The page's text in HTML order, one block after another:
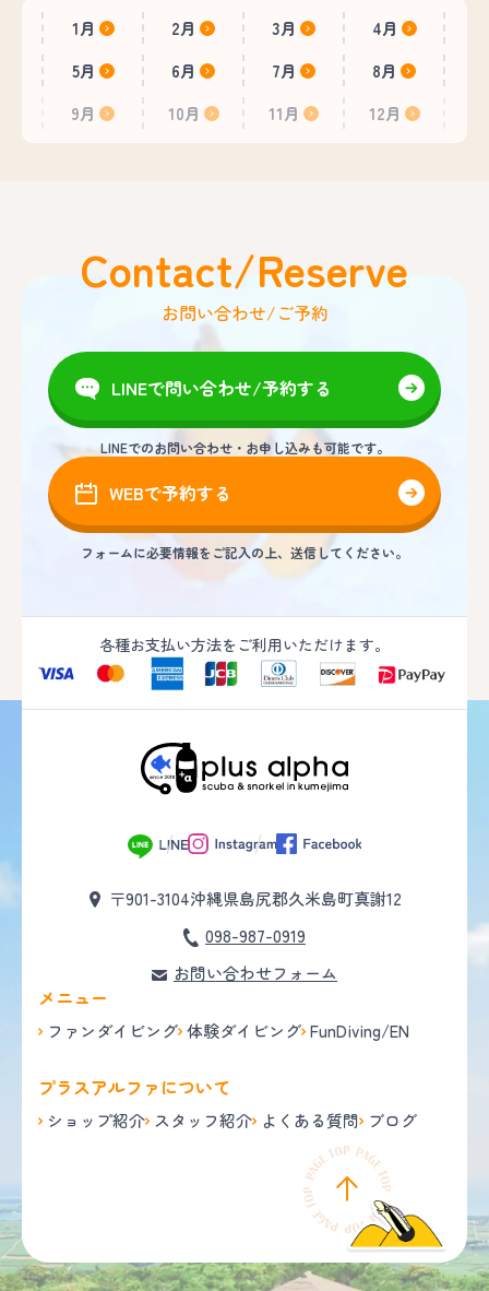
1月 2月 3月
4月
5月
6月 7月
8月
9月
10月 11月 12月
Contact/Reserve
お問い合わせ/ご予約
LINEで問い合わせ/予約する
LINEでのお問い合わせ・お申し込みも可能です。
WEBで予約する
フォームに必要情報をご記入の上、送信してください。
各種お支払い方法をご利用いただけます。
〒901-3104沖縄県島尻郡久米島町真謝12
098-987-0919
お問い合わせフォーム
メニュー
ファンダイビング 体験ダイビング FunDiving/EN
プラスアルファについて
ショップ紹介 スタッフ紹介 よくある質問 ブログ